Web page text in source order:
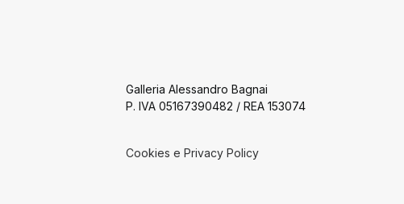
Galleria Alessandro Bagnai
P. IVA 05167390482 / REA 153074
Cookies e Privacy Policy